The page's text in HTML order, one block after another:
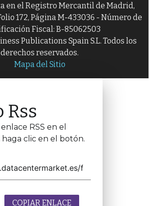
en el Registro Mercantil de Madrid,
172, Página M-433036 - Número de
Fiscal: B-85062503
Publications Spain S.L. Todos los
derechos reservados.
Mapa del Sitio
Rss
RSS en el
clic en el botón.
COPIAR ENLACE